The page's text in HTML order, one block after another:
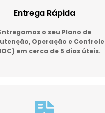
Entrega Rápida
o seu Plano de
Operação e Controle
em cerca de 5 dias úteis.